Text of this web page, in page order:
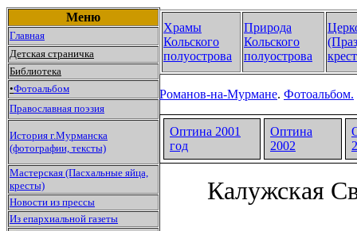
Меню
Главная
Детская страничка
Библиотека
•Фотоальбом
Православная поэзия
История г.Мурманска
(фотографии, тексты)
Мастерская (Пасхальные яйца,
кресты)
Новости из прессы
Из епархиальной газеты
Храмы
Кольского
полуострова
Природа
Кольского
полуострова
Романов-на-Мурмане. Фотоальбом.
Оптина 2001
год
Оптина
2002
Калужская